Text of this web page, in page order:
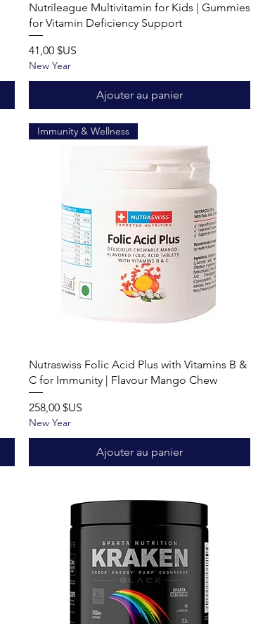
Aperçu rapide
Nutrileague Multivitamin for Kids | Gummies
for Vitamin Deficiency Support
Prix
41,00 $US
New Year
Ajouter au panier
Aperçu rapide
Immunity & Wellness
Nutraswiss Folic Acid Plus with Vitamins B &
C for Immunity | Flavour Mango Chew
Prix
258,00 $US
New Year
Ajouter au panier